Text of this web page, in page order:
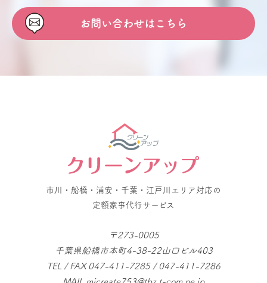
お問い合わせはこちら
市川・船橋・浦安・千葉・江戸川エリア対応の
定額家事代行サービス
〒273-0005
千葉県船橋市本町4-38-22山口ビル403
TEL / FAX 047-411-7285 / 047-411-7286